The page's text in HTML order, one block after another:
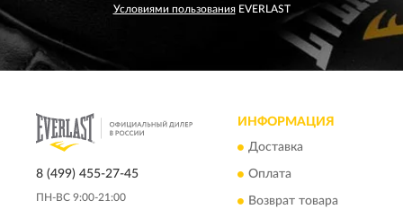
Условиями пользованияEVERLAST
8 (499) 455-27-45
ПН-ВС 9:00-21:00
ИНФОРМАЦИЯ
Доставка
Оплата
Возврат товара